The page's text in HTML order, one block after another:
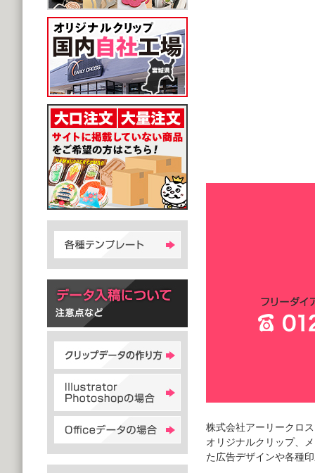
株式会社アーリークロ
オリジナルクリップ、
た広告デザインや各種